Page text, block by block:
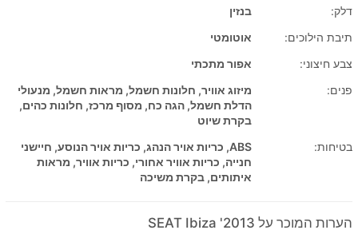
דלק:
בנזין
תיבת הילוכים:
אוטומטי
צבע חיצוני:
אפור מתכתי
פנים:
מיזוג אוויר, חלונות חשמל, מראות חשמל, מנעולי
הדלת חשמל, הגה כח, מסוף מרכז, חלונות כהים,
בקרת שיוט
בטיחות:
ABS, כריות אויר הנהג, כריות אויר הנוסע, חיישני
חנייה, כריות אוויר אחורי, כריות אוויר, מראות
איתותים, בקרת משיכה
הערות המוכר על 2013' SEAT Ibiza